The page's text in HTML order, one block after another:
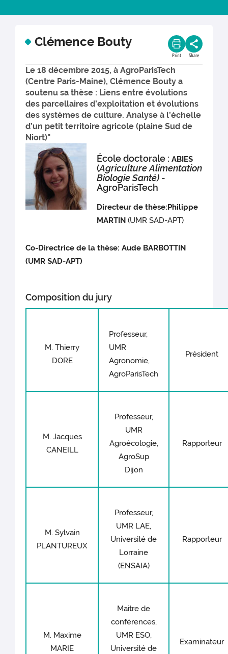
Clémence Bouty
Print Share
Le 18 décembre 2015, à AgroParisTech
(Centre Paris-Maine), Clémence Bouty a
soutenu sa thèse : Liens entre évolutions
des parcellaires d’exploitation et évolutions
des systèmes de culture. Analyse à l’échelle
d’un petit territoire agricole (plaine Sud de
Niort)"
École doctorale :ABIES
(Agriculture Alimentation
Biologie Santé) -
AgroParisTech
Directeur de thèse:Philippe
MARTIN (UMR SAD-APT)
Co-Directrice de la thèse:Aude BARBOTTIN
(UMR SAD-APT)
Composition du jury
M. Thierry
DORE
Professeur,
UMR
Agronomie,
AgroParisTech
Président
M. Jacques
CANEILL
Professeur,
UMR
Agroécologie,
AgroSup
Dijon
Rapporteur
M. Sylvain
PLANTUREUX
Professeur,
UMR LAE,
Université de
Lorraine
(ENSAIA)
Rapporteur
M. Maxime
MARIE
Maitre de
conférences,
UMR ESO,
Université de
Examinateur